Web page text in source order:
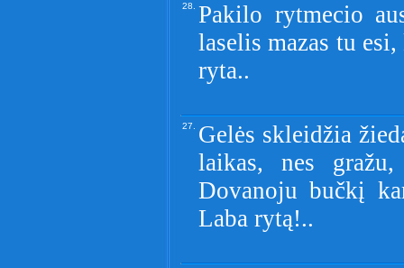
28. Pakilo rytmecio
laselis mazas tu
ryta..
27. Gelės skleidžia
laikas, nes
Dovanoju bučkį
Laba rytą!..